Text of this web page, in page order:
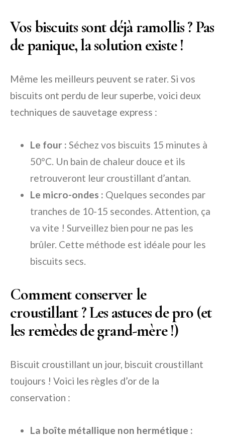
Vos biscuits sont déjà ramollis ? Pas
de panique, la solution existe !
Même les meilleurs peuvent se rater. Si vos
biscuits ont perdu de leur superbe, voici deux
techniques de sauvetage express :
Le four : Séchez vos biscuits 15 minutes à
50°C. Un bain de chaleur douce et ils
retrouveront leur croustillant d’antan.
Le micro-ondes : Quelques secondes par
tranches de 10-15 secondes. Attention, ça
va vite ! Surveillez bien pour ne pas les
brûler. Cette méthode est idéale pour les
biscuits secs.
Comment conserver le
croustillant ? Les astuces de pro (et
les remèdes de grand-mère !)
Biscuit croustillant un jour, biscuit croustillant
toujours ! Voici les règles d’or de la
conservation :
La boîte métallique non hermétique :